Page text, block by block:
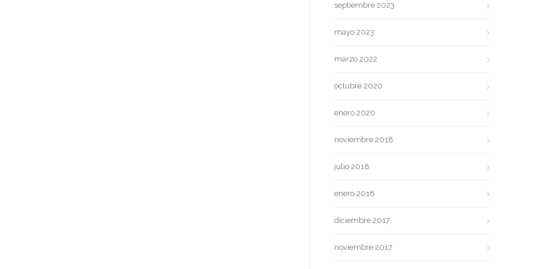
septiembre 2023
mayo 2023
marzo 2022
octubre 2020
enero 2020
noviembre 2018
julio 2018
enero 2018
diciembre 2017
noviembre 2017